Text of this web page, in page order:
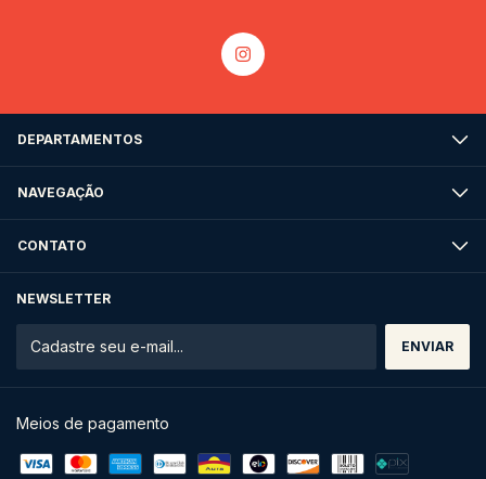
DEPARTAMENTOS
NAVEGAÇÃO
CONTATO
NEWSLETTER
Meios de pagamento